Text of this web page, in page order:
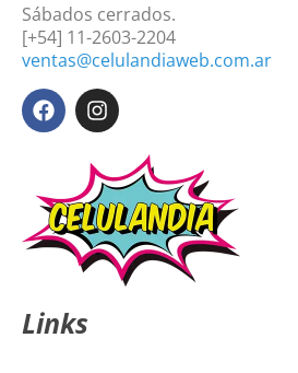
Sábados cerrados.
[+54] 11-2603-2204
ventas@celulandiaweb.com.ar
Links